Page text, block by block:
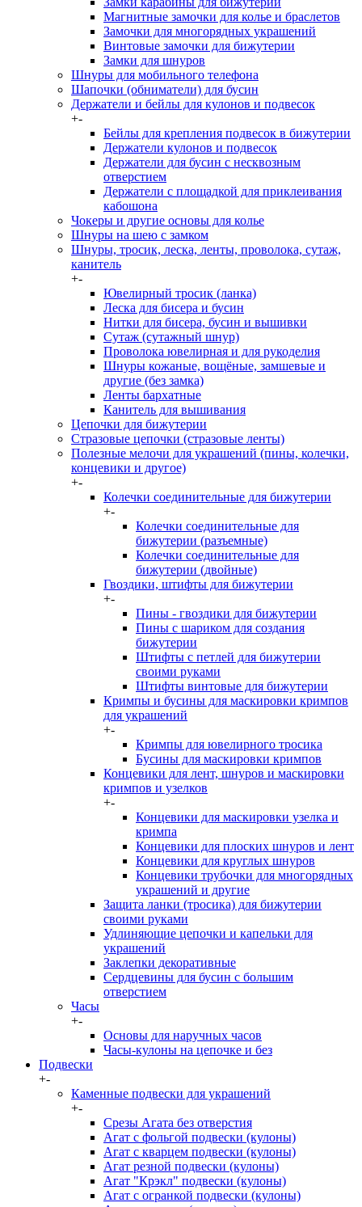
Магнитные замочки для колье и браслетов
Замочки для многорядных украшений
Винтовые замочки для бижутерии
Замки для шнуров
Шнуры для мобильного телефона
Шапочки (обниматели) для бусин
Держатели и бейлы для кулонов и подвесок
+-
Бейлы для крепления подвесок в бижутерии
Держатели кулонов и подвесок
Держатели для бусин с несквозным
отверстием
Держатели с площадкой для приклеивания
кабошона
Чокеры и другие основы для колье
Шнуры на шею с замком
Шнуры, тросик, леска, ленты, проволока, сутаж,
канитель
+-
Ювелирный тросик (ланка)
Леска для бисера и бусин
Нитки для бисера, бусин и вышивки
Сутаж (сутажный шнур)
Проволока ювелирная и для рукоделия
Шнуры кожаные, вощёные, замшевые и
другие (без замка)
Ленты бархатные
Канитель для вышивания
Цепочки для бижутерии
Стразовые цепочки (стразовые ленты)
Полезные мелочи для украшений (пины, колечки,
концевики и другое)
+-
Колечки соединительные для бижутерии
+-
Колечки соединительные для
бижутерии (разъемные)
Колечки соединительные для
бижутерии (двойные)
Гвоздики, штифты для бижутерии
+-
Пины - гвоздики для бижутерии
Пины с шариком для создания
бижутерии
Штифты с петлей для бижутерии
своими руками
Штифты винтовые для бижутерии
Кримпы и бусины для маскировки кримпов
для украшений
+-
Кримпы для ювелирного тросика
Бусины для маскировки кримпов
Концевики для лент, шнуров и маскировки
кримпов и узелков
+-
Концевики для маскировки узелка и
кримпа
Концевики для плоских шнуров и лент
Концевики для круглых шнуров
Концевики трубочки для многорядных
украшений и другие
Защита ланки (тросика) для бижутерии
своими руками
Удлиняющие цепочки и капельки для
украшений
Заклепки декоративные
Сердцевины для бусин с большим
отверстием
Часы
+-
Основы для наручных часов
Часы-кулоны на цепочке и без
Подвески
+-
Каменные подвески для украшений
+-
Срезы Агата без отверстия
Агат с фольгой подвески (кулоны)
Агат с кварцем подвески (кулоны)
Агат резной подвески (кулоны)
Агат "Крэкл" подвески (кулоны)
Агат с огранкой подвески (кулоны)